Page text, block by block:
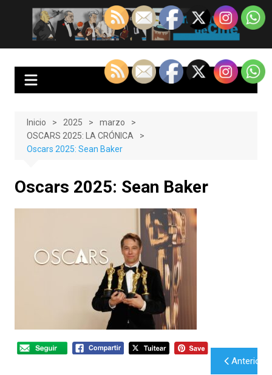
contenido
EnClave de Cine
Crítica cinematográfica y audiovisual. Punto de encuentro para los
Inicio 2025
marzo
OSCARS 2025: LA CRÓNICA
Oscars 2025: Sean Baker
Oscars 2025: Sean Baker
Navegación
Anterior